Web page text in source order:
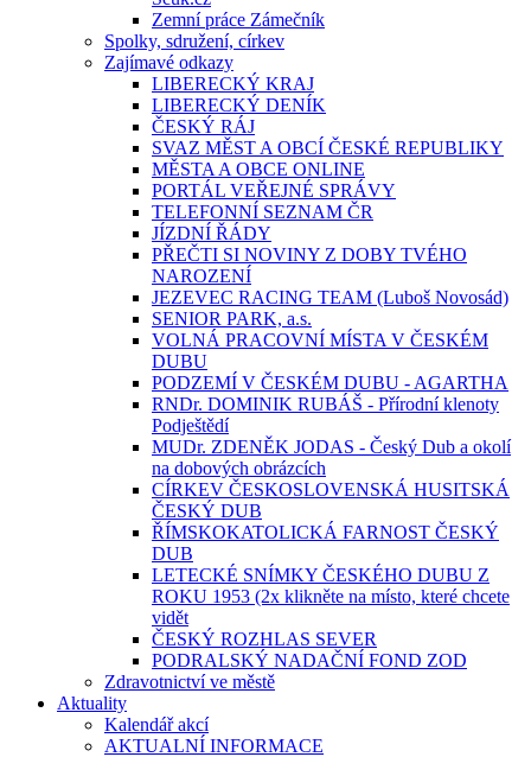
Zemní práce Zámečník
Spolky, sdružení, církev
Zajímavé odkazy
LIBERECKÝ KRAJ
LIBERECKÝ DENÍK
ČESKÝ RÁJ
SVAZ MĚST A OBCÍ ČESKÉ REPUBLIKY
MĚSTA A OBCE ONLINE
PORTÁL VEŘEJNÉ SPRÁVY
TELEFONNÍ SEZNAM ČR
JÍZDNÍ ŘÁDY
PŘEČTI SI NOVINY Z DOBY TVÉHO
NAROZENÍ
JEZEVEC RACING TEAM (Luboš Novosád)
SENIOR PARK, a.s.
VOLNÁ PRACOVNÍ MÍSTA V ČESKÉM
DUBU
PODZEMÍ V ČESKÉM DUBU - AGARTHA
RNDr. DOMINIK RUBÁŠ - Přírodní klenoty
Podještědí
MUDr. ZDENĚK JODAS - Český Dub a okolí
na dobových obrázcích
CÍRKEV ČESKOSLOVENSKÁ HUSITSKÁ
ČESKÝ DUB
ŘÍMSKOKATOLICKÁ FARNOST ČESKÝ
DUB
LETECKÉ SNÍMKY ČESKÉHO DUBU Z
ROKU 1953 (2x klikněte na místo, které chcete
vidět
ČESKÝ ROZHLAS SEVER
PODRALSKÝ NADAČNÍ FOND ZOD
Zdravotnictví ve městě
Aktuality
Kalendář akcí
AKTUALNÍ INFORMACE